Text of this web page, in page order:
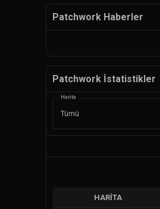
Patchwork Haberler
Patchwork İstatistikler
Harita
Tümü
HARITA